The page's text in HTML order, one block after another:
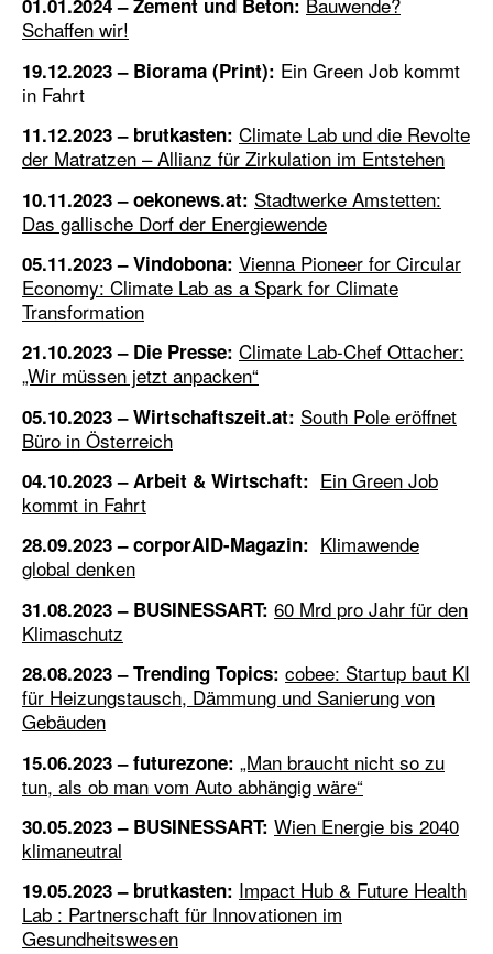
01.01.2024 – Zement und Beton:
Schaffen wir!
19.12.2023 – Biorama (Print): Ein Green Job kommt
in Fahrt
11.12.2023 – brutkasten: Climate Lab und die Revolte
der Matratzen – Allianz für Zirkulation im Entstehen
10.11.2023 – oekonews.at: Stadtwerke Amstetten:
Das gallische Dorf der Energiewende
05.11.2023 – Vindobona: Vienna Pioneer for Circular
Economy: Climate Lab as a Spark for Climate
Transformation
21.10.2023 – Die Presse: Climate Lab-Chef Ottacher:
„Wir müssen jetzt anpacken“
05.10.2023 – Wirtschaftszeit.at: South Pole eröffnet
Büro in Österreich
04.10.2023 – Arbeit & Wirtschaft: Ein Green Job
kommt in Fahrt
28.09.2023 – corporAID-Magazin: Klimawende
global denken
31.08.2023 – BUSINESSART: 60 Mrd pro Jahr für den
Klimaschutz
28.08.2023 – Trending Topics: cobee: Startup baut KI
für Heizungstausch, Dämmung und Sanierung von
Gebäuden
15.06.2023 – futurezone: „Man braucht nicht so zu
tun, als ob man vom Auto abhängig wäre“
30.05.2023 – BUSINESSART: Wien Energie bis 2040
klimaneutral
19.05.2023 – brutkasten: Impact Hub & Future Health
Lab : Partnerschaft für Innovationen im
Gesundheitswesen